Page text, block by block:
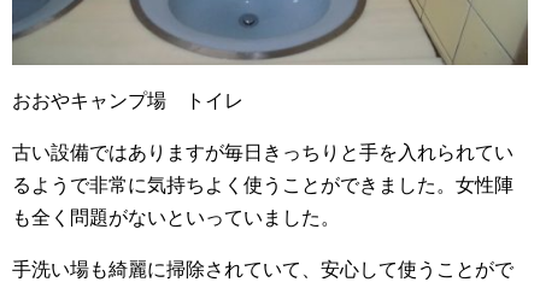
おおやキャンプ場 トイレ
古い設備ではありますが毎日きっちりと手を入れられてい
るようで非常に気持ちよく使うことができました。女性陣
も全く問題がないといっていました。
手洗い場も綺麗に掃除されていて、安心して使うことがで